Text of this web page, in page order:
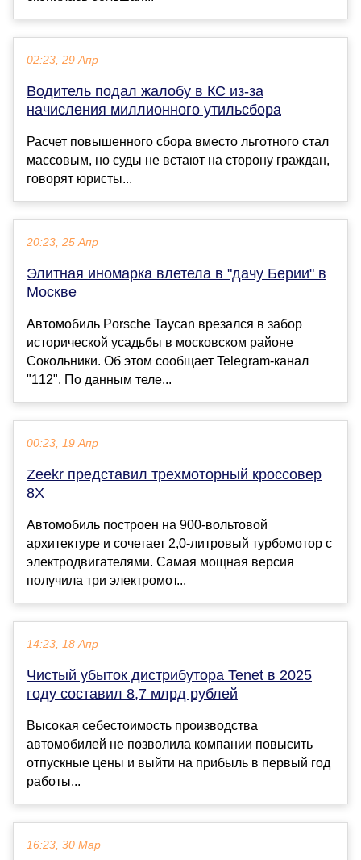
02:23, 29 Апр
Водитель подал жалобу в КС из-за
начисления миллионного утильсбора
Расчет повышенного сбора вместо льготного стал
массовым, но суды не встают на сторону граждан,
говорят юристы...
20:23, 25 Апр
Элитная иномарка влетела в "дачу Берии" в
Москве
Автомобиль Porsche Taycan врезался в забор
исторической усадьбы в московском районе
Сокольники. Об этом сообщает Telegram-канал
"112". По данным теле...
00:23, 19 Апр
Zeekr представил трехмоторный кроссовер
8X
Автомобиль построен на 900-вольтовой
архитектуре и сочетает 2,0-литровый турбомотор с
электродвигателями. Самая мощная версия
получила три электромот...
14:23, 18 Апр
Чистый убыток дистрибутора Tenet в 2025
году составил 8,7 млрд рублей
Высокая себестоимость производства
автомобилей не позволила компании повысить
отпускные цены и выйти на прибыль в первый год
работы...
16:23, 30 Мар